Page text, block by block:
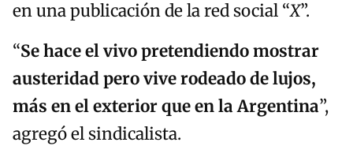
en una publicación de la red social “X”.
“Se hace el vivo pretendiendo mostrar
austeridad pero vive rodeado de lujos,
más en el exterior que en la Argentina”,
agregó el sindicalista.